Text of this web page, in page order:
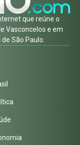
que reúne o
Vasconcelos e em
São Paulo.